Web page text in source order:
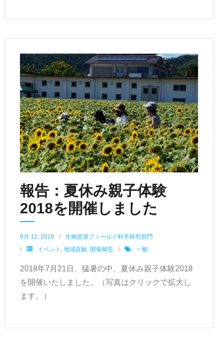
報告：夏休み親子体験
2018を開催しました
9月 12, 2018
生物資源フィールド科学研究部門
イベント , 地域貢献, 開催報告 一般
2018年7月21日、猛暑の中、夏休み親子体験2018
を開催いたしました。（写真はクリックで拡大し
ます。）